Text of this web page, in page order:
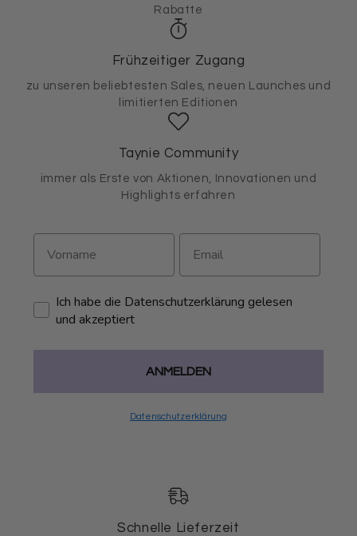
Rabatte
Frühzeitiger Zugang
zu unseren beliebtesten Sales, neuen Launches und
limitierten Editionen
Taynie Community
immer als Erste von Aktionen, Innovationen und
Highlights erfahren
Ich habe die Datenschutzerklärung gelesen
und akzeptiert
ANMELDEN
Datenschutzerklärung
Schnelle Lieferzeit